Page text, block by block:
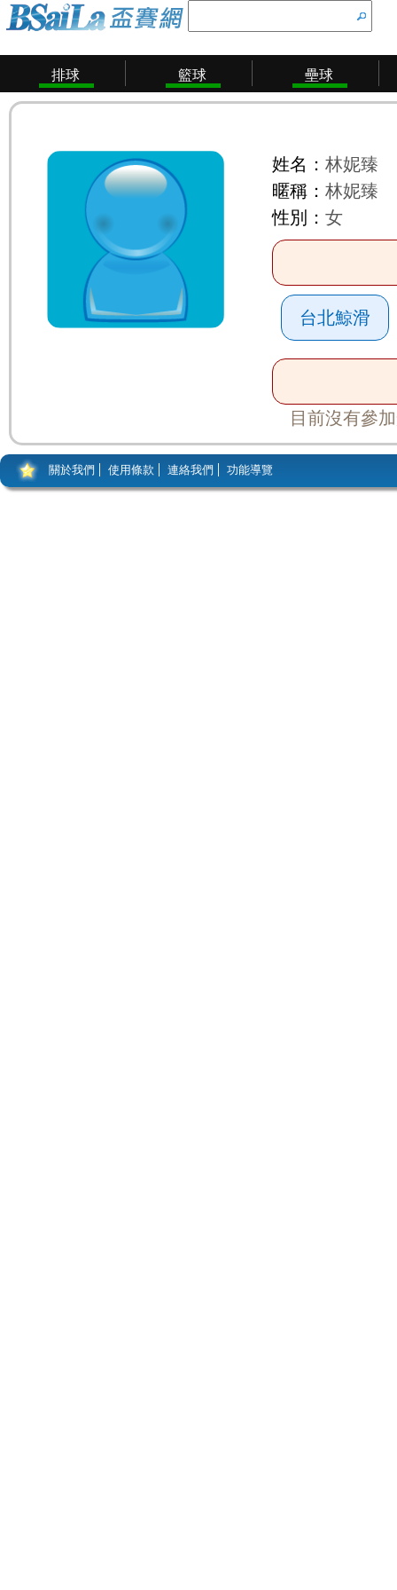
排球 籃球 壘球
姓名： 林妮臻
暱稱： 林妮臻
性別： 女
台北鯨滑
目前沒有參
關於我們 使用條款 連絡我們 功能導覽